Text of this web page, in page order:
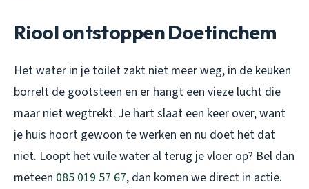
Riool ontstoppen Doetinchem
Het water in je toilet zakt niet meer weg, in de keuken
borrelt de gootsteen en er hangt een vieze lucht die
maar niet wegtrekt. Je hart slaat een keer over, want
je huis hoort gewoon te werken en nu doet het dat
niet. Loopt het vuile water al terug je vloer op? Bel dan
meteen 085 019 57 67, dan komen we direct in actie.